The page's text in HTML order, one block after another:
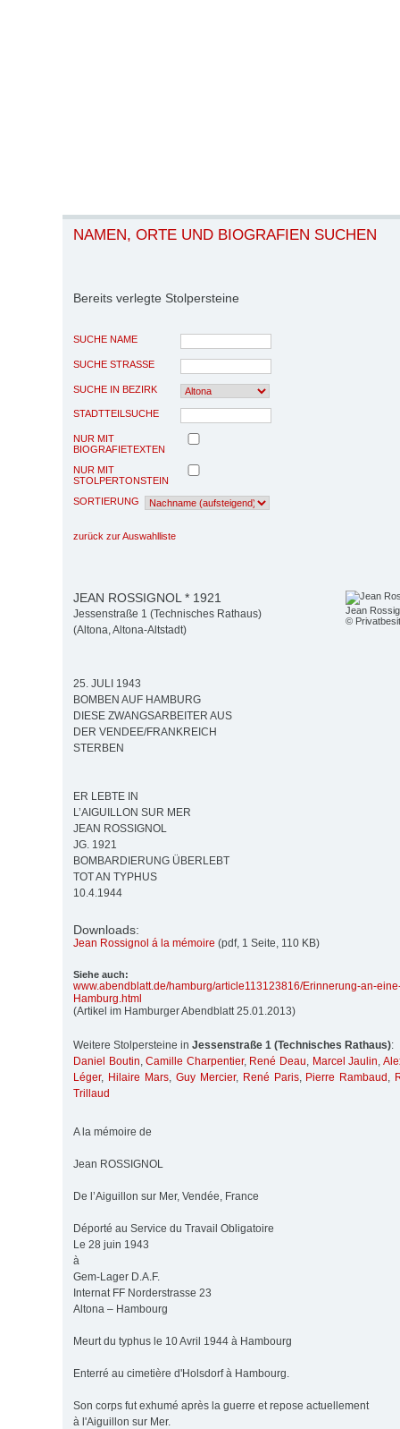
NAMEN, ORTE UND BIOGRAFIEN SUCHEN
Bereits verlegte Stolpersteine
SUCHE NAME
SUCHE STRASSE
SUCHE IN BEZIRK
STADTTEILSUCHE
NUR MIT
BIOGRAFIETEXTEN
NUR MIT
STOLPERTONSTEIN
SORTIERUNG
zurück zur Auswahlliste
Jean
©
JEAN ROSSIGNOL * 1921
Jessenstraße 1 (Technisches Rathaus)
(Altona, Altona-Altstadt)
25. JULI 1943
BOMBEN AUF HAMBURG
DIESE ZWANGSARBEITER AUS
DER VENDEE/FRANKREICH
STERBEN
ER LEBTE IN
L’AIGUILLON SUR MER
JEAN ROSSIGNOL
JG. 1921
BOMBARDIERUNG ÜBERLEBT
TOT AN TYPHUS
10.4.1944
Downloads:
Jean Rossignol á la mémoire (pdf, 1 Seite, 110 KB)
Siehe auch:
www.abendblatt.de/hamburg/article113123816/Erinnerung-an-
Hamburg.html
(Artikel im Hamburger Abendblatt 25.01.2013)
Weitere Stolpersteine in Jessenstraße 1 (Technisches Rathaus):
Daniel Boutin,Camille Charpentier, René Deau, Marcel Jaulin,
Léger, Hilaire Mars, Guy Mercier, René Paris, Pierre Rambaud ,
Trillaud
A la mémoire de
Jean ROSSIGNOL
De l’Aiguillon sur Mer, Vendée, France
Déporté au Service du Travail Obligatoire
Le 28 juin 1943
à
Gem-Lager D.A.F.
Internat FF Norderstrasse 23
Altona – Hambourg
Meurt du typhus le 10 Avril 1944 à Hambourg
Enterré au cimetière d'Holsdorf à Hambourg.
Son corps fut exhumé après la guerre et repose actuellement
à l'Aiguillon sur Mer.